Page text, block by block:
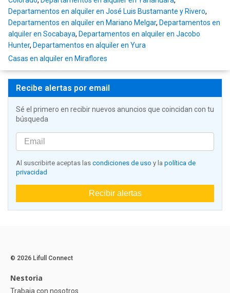
Departamentos en alquiler en José Luis Bustamante y Rivero,
Departamentos en alquiler en Mariano Melgar, Departamentos en
alquiler en Socabaya, Departamentos en alquiler en Jacobo
Hunter, Departamentos en alquiler en Yura
Casas en alquiler en Miraflores
Recibe alertas por email
Sé el primero en recibir nuevos anuncios que coincidan con tu
búsqueda
Al suscribirte aceptas las condiciones de uso y la política de
privacidad
Recibir alertas
© 2026 Lifull Connect
Nestoria
Trabaja con nosotros